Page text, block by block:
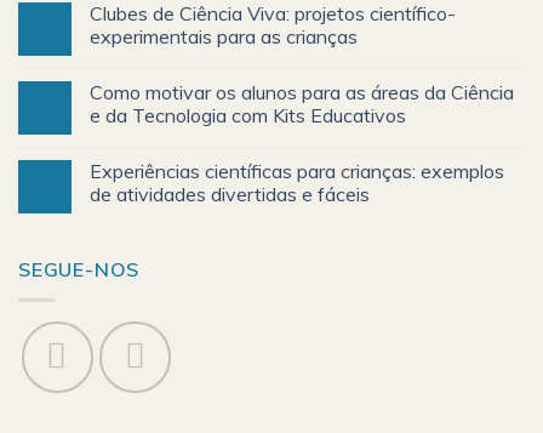
Clubes de Ciência Viva: projetos científico-
experimentais para as crianças
Como motivar os alunos para as áreas da Ciência
e da Tecnologia com Kits Educativos
Experiências científicas para crianças: exemplos
de atividades divertidas e fáceis
SEGUE-NOS